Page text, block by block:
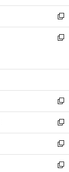
開
く
ウ
で
開
く
ン
ド
ウ
で
ウ
ィ
ン
ド
開
新
し
い
ン
ウ
で
開
く
新
ウ
ン
ド
ウ
で
開
く
新
し
い
ウ
ィ
ン
ド
新
し
い
ウ
ィ
新
し
い
新